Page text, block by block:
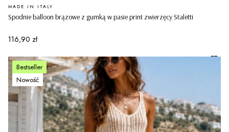
Spodnie balloon brązowe z gumką w pasie print zwierzęcy Staletti
PRODUCENT
MADE IN ITALY
Cena
116,90 zł
Bestseller
Nowość